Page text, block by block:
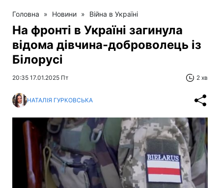
Головна » Новини » Війна в Україні
На фронті в Україні загинула
відома дівчина-доброволець із
Білорусі
20:35 17.01.2025 Пт 2 хв
НАТАЛІЯ ГУРКОВСЬКА